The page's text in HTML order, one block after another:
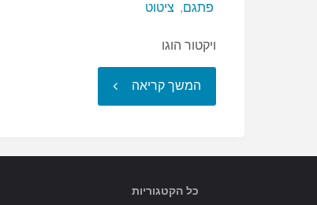
פתגם, ציטוט
ויקטור הוגו
המשך קריאה"הדת
צל
שמטיל…"
כל הקטגוריות